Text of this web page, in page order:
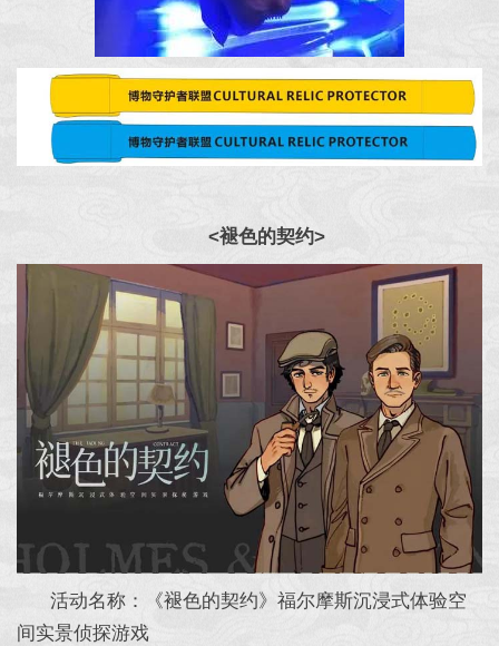
<褪色的契约>
活动名称：《褪色的契约》福尔摩斯沉浸式体验空
间实景侦探游戏